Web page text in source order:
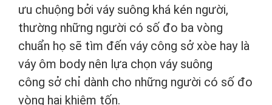
ưu chuộng bởi váy suông khá kén người,
thường những người có số đo ba vòng
chuẩn họ sẽ tìm đến váy công sở xòe hay là
váy ôm body nên lựa chọn váy suông
công sở chỉ dành cho những người có số đo
vòng hai khiêm tốn.